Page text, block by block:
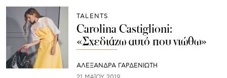
TALENTS
Carolina Castiglioni:
«Σχεδιάζω αυτό που νιώθω»
ΑΛΕΞΑΝΔΡΑ ΓΑΡΔΕΝΙΩΤΗ